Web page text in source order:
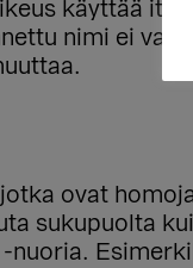
käyttää itse
nimi ei
ovat
sukupuolta
nuoria.